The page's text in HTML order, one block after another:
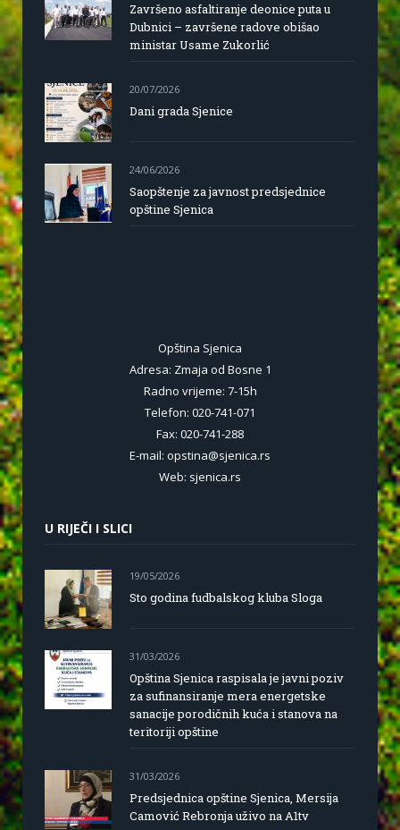
Završeno asfaltiranje deonice puta u
Dubnici – završene radove obišao
ministar Usame Zukorlić
20/07/2026
Dani grada Sjenice
24/06/2026
Saopštenje za javnost predsjednice
opštine Sjenica
Opština Sjenica
Adresa: Zmaja od Bosne 1
Radno vrijeme: 7-15h
Telefon: 020-741-071
Fax: 020-741-288
E-mail: opstina@sjenica.rs
Web: sjenica.rs
U RIJEČI I SLICI
19/05/2026
Sto godina fudbalskog kluba Sloga
31/03/2026
Opština Sjenica raspisala je javni poziv
za sufinansiranje mera energetske
sanacije porodičnih kuća i stanova na
teritoriji opštine
31/03/2026
Predsjednica opštine Sjenica, Mersija
Camović Rebronja uživo na A1tv